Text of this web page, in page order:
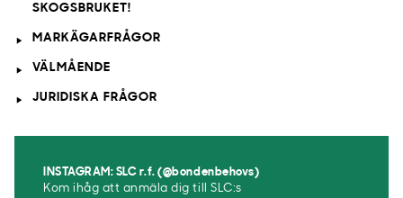
SKOGSBRUKET!
MARKÄGARFRÅGOR
VÄLMÅENDE
JURIDISKA FRÅGOR
INSTAGRAM: SLC r.f. (@bondenbehovs)
Kom ihåg att anmäla dig till SLC:s